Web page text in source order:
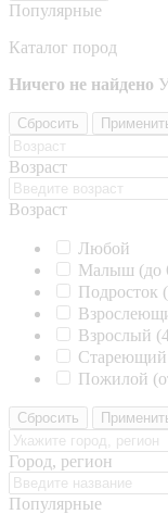
Популярные
Каталог пород
Ничего не найдено
Сбросить
Возраст
Возраст
Любой
Малыш (до
Подросток
Взрослый
Стареющий
Пожилой
Сбросить
Город, регион
Популярные